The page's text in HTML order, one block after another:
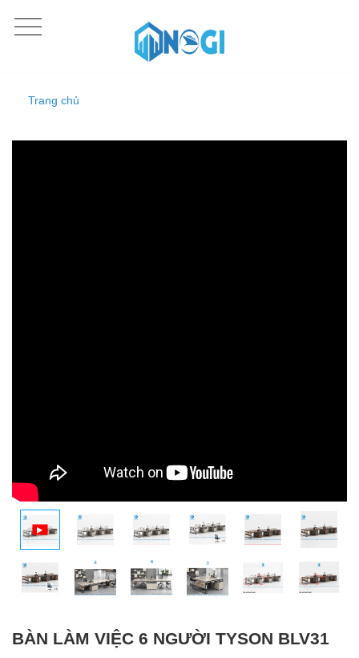
Trang chủ
BÀN LÀM VIỆC 6 NGƯỜI TYSON BLV31